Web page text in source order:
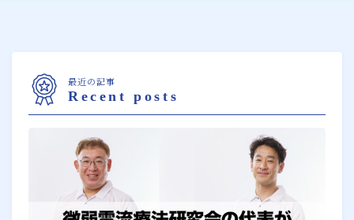
最近の記事
Recent posts